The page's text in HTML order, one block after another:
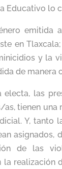
Educativo lo
emitida
en
y la
de manera
electa, las
tienen una
Y, tanto
asignados,
de las
la realización